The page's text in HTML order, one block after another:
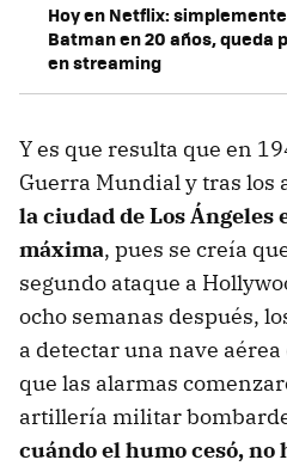
Hoy en Netflix:
Batman en 20 años, queda
en streaming
Y es que resulta que en
Guerra Mundial y tras los
la ciudad de Los Ángeles
máxima, pues se creía
segundo ataque a
ocho semanas después,
a detectar una nave
que las alarmas
artillería militar
cuándo el humo cesó,